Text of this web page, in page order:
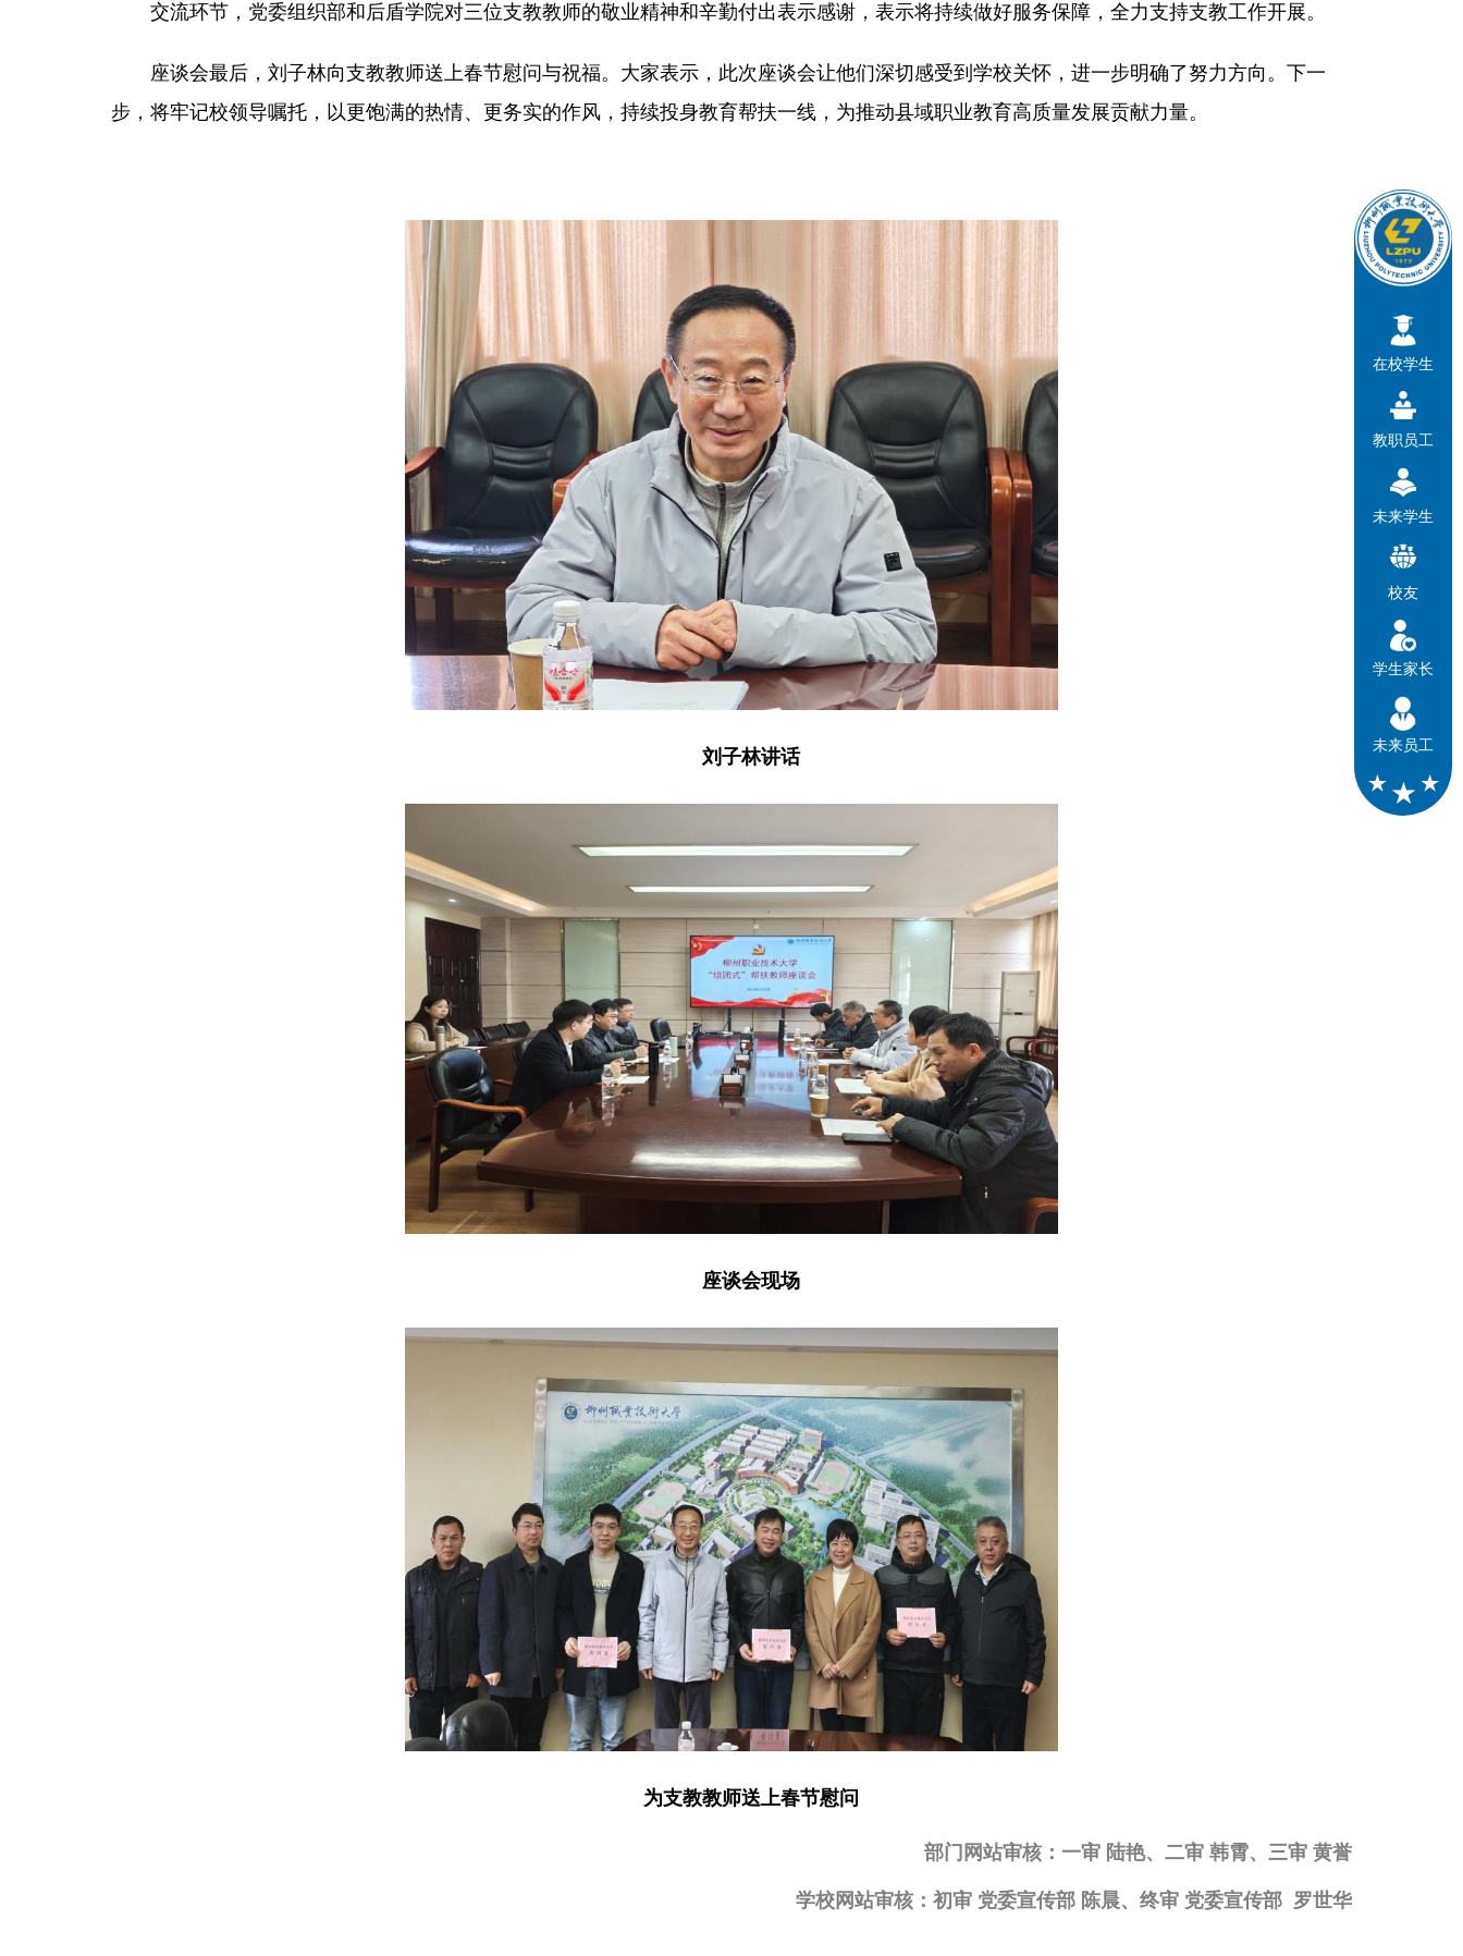
交流环节，党委组织部和后盾学院对三位支教教师的敬业精神和辛勤付出表示感谢，表示将持续做好服务保障，全力支持支教工作开展。
座谈会最后，刘子林向支教教师送上春节慰问与祝福。大家表示，此次座谈会让他们深切感受到学校关怀，进一步明确了努力方向。下一
步，将牢记校领导嘱托，以更饱满的热情、更务实的作风，持续投身教育帮扶一线，为推动县域职业教育高质量发展贡献力量。
刘子林讲话
座谈会现场
为支教教师送上春节慰问
部门网站审核：一审 陆艳、二审 韩霄、三审 黄誉
学校网站审核：初审 党委宣传部 陈晨、终审 党委宣传部 罗世华
在校学生
教职员工
未来学生
校友
学生家长
未来员工